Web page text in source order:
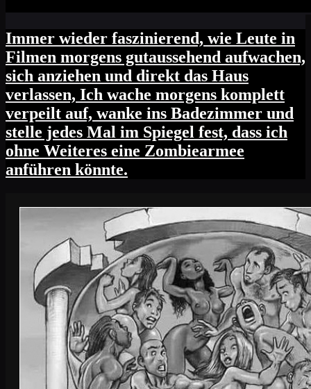
Immer wieder faszinierend, wie Leute in
Filmen morgens gutaussehend aufwachen,
sich anziehen und direkt das Haus
verlassen, Ich wache morgens komplett
verpeilt auf, wanke ins Badezimmer und
stelle jedes Mal im Spiegel fest, dass ich
ohne Weiteres eine Zombiearmee
anführen könnte.